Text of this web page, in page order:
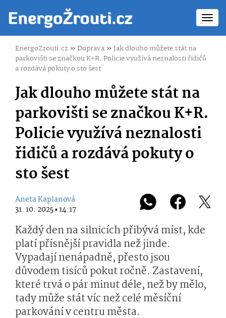
EnergoZrouti.cz»Doprava» Jak dlouho můžete stát na
parkovišti se značkou K+R. Policie využívá neznalosti řidičů
a rozdává pokuty o sto šest
Jak dlouho můžete stát na
parkovišti se značkou K+R.
Policie využívá neznalosti
řidičů a rozdává pokuty o
sto šest
Aneta Kaplanová
31. 10. 2025 ▪ 14:17
Každý den na silnicích přibývá míst, kde
platí přísnější pravidla než jinde.
Vypadají nenápadně, přesto jsou
důvodem tisíců pokut ročně. Zastavení,
které trvá o pár minut déle, než by mělo,
tady může stát víc než celé měsíční
parkování v centru města.